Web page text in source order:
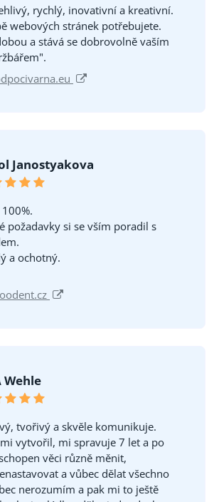
rychlý, inovativní a kreativní.
webových stránek potřebujete.
a stává se dobrovolně vaším
Janostyakova
požadavky si se vším poradil s
a ochotný.
Wehle
tvořivý a skvěle komunikuje.
vytvořil, mi spravuje 7 let a po
věci různě měnit,
a vůbec dělat všechno
nerozumím a pak mi to ještě